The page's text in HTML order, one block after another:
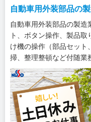
自動車用外装部品の
自動車用外装部品の製造
ト、ボタン操作、製品
け機の操作（部品セット
掃、整理整頓など付随業